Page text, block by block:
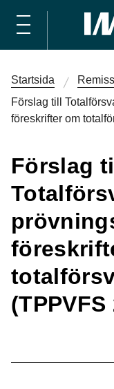
Startsida
Förslag till
föreskrifter om
Förslag
(TPPVFS